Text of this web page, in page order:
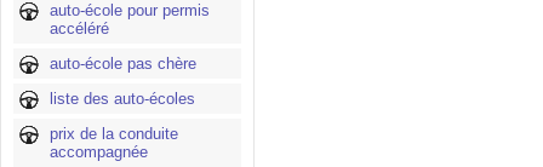
auto-école pour permis
accéléré
auto-école pas chère
liste des auto-écoles
prix de la conduite
accompagnée